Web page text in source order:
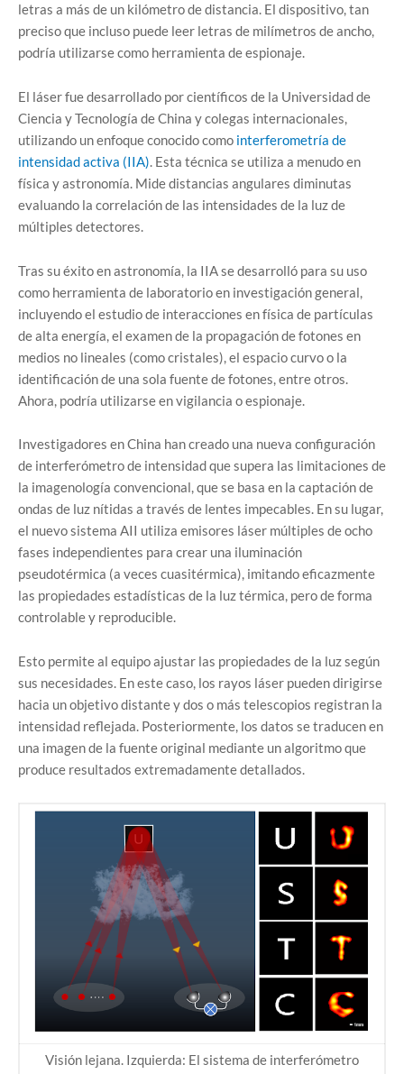
letras a más de un kilómetro de distancia. El dispositivo, tan
preciso que incluso puede leer letras de milímetros de ancho,
podría utilizarse como herramienta de espionaje.
El láser fue desarrollado por científicos de la Universidad de
Ciencia y Tecnología de China y colegas internacionales,
utilizando un enfoque conocido como interferometría de
intensidad activa (IIA). Esta técnica se utiliza a menudo en
física y astronomía. Mide distancias angulares diminutas
evaluando la correlación de las intensidades de la luz de
múltiples detectores.
Tras su éxito en astronomía, la IIA se desarrolló para su uso
como herramienta de laboratorio en investigación general,
incluyendo el estudio de interacciones en física de partículas
de alta energía, el examen de la propagación de fotones en
medios no lineales (como cristales), el espacio curvo o la
identificación de una sola fuente de fotones, entre otros.
Ahora, podría utilizarse en vigilancia o espionaje.
Investigadores en China han creado una nueva configuración
de interferómetro de intensidad que supera las limitaciones de
la imagenología convencional, que se basa en la captación de
ondas de luz nítidas a través de lentes impecables. En su lugar,
el nuevo sistema AII utiliza emisores láser múltiples de ocho
fases independientes para crear una iluminación
pseudotérmica (a veces cuasitérmica), imitando eficazmente
las propiedades estadísticas de la luz térmica, pero de forma
controlable y reproducible.
Esto permite al equipo ajustar las propiedades de la luz según
sus necesidades. En este caso, los rayos láser pueden dirigirse
hacia un objetivo distante y dos o más telescopios registran la
intensidad reflejada. Posteriormente, los datos se traducen en
una imagen de la fuente original mediante un algoritmo que
produce resultados extremadamente detallados.
Visión lejana. Izquierda: El sistema de interferómetro